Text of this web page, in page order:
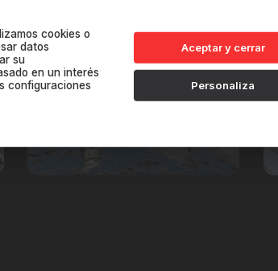
HUMEDALES: El
tesoro invisible
cookies o
datos
su
en un interés
configuraciones
Aceptar y cerrar
Personaliza